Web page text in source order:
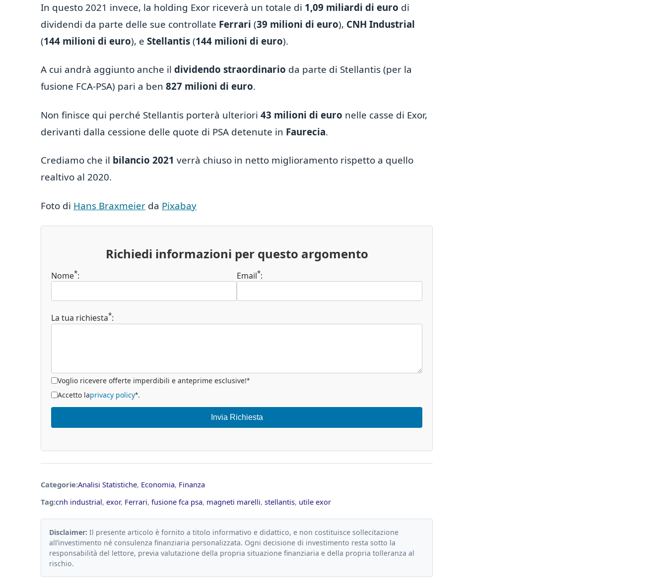
In questo 2021 invece, la holding Exor riceverà un totale di 1,09 miliardi di euro di
dividendi da parte delle sue controllate Ferrari (39 milioni di euro), CNH Industrial
(144 milioni di euro), e Stellantis(144 milioni di euro).
A cui andrà aggiunto anche il dividendo straordinario da parte di Stellantis (per la
fusione FCA-PSA) pari a ben 827 milioni di euro.
Non finisce qui perché Stellantis porterà ulteriori 43 milioni di euro nelle casse di Exor,
derivanti dalla cessione delle quote di PSA detenute in Faurecia.
Crediamo che il bilancio 2021 verrà chiuso in netto miglioramento rispetto a quello
realtivo al 2020.
Foto di Hans Braxmeier da Pixabay
Richiedi informazioni per questo argomento
Nome*: Email*:
La tua richiesta*:
Voglio ricevere offerte imperdibili e anteprime esclusive!*
Accetto laprivacy policy*.
Invia Richiesta
Categorie:Analisi Statistiche, Economia, Finanza
Tag:cnh industrial, exor, Ferrari, fusione fca psa, magneti marelli, stellantis, utile exor
Disclaimer: Il presente articolo è fornito a titolo informativo e didattico, e non costituisce sollecitazione
all’investimento né consulenza finanziaria personalizzata. Ogni decisione di investimento resta sotto la
responsabilità del lettore, previa valutazione della propria situazione finanziaria e della propria tolleranza al
rischio.